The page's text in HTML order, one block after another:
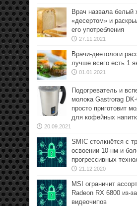
Врач назвала белый
«десертом» и
его употребления
27.11.2021
Врачи-диетологи
лучше всего есть 1
01.01.2021
Подогреватель и
молока Gastrorag
просто приготовит
для кофейных
20.09.2021
SMIC столкнётся с
освоении 10-нм и
прогрессивных
21.12.2020
MSI ограничит
Radeon RX 6800 из-
видеочипов